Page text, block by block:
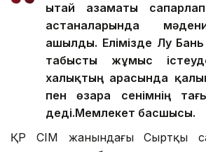
Қытай азаматы
астаналарында
ашылды. Елімізде Лу
табысты жұмыс
халықтың арасында
пен өзара сенімнің
деді.Мемлекет басшысы.
ҚР СІМ жанындағы Сыртқы